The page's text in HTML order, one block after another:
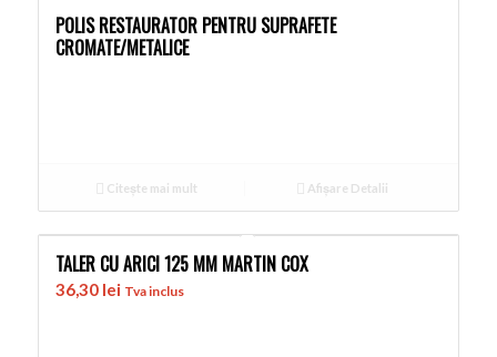
POLIS RESTAURATOR PENTRU SUPRAFETE
CROMATE/METALICE
Citește mai mult Afișare Detalii
TALER CU ARICI 125 MM MARTIN COX
36,30 lei Tva inclus